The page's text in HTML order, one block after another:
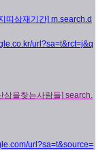
띠삼재기간] m.search.d
url?sa=t&rct=j&q
삼을찾는사람들] search.
url?sa=t&source=